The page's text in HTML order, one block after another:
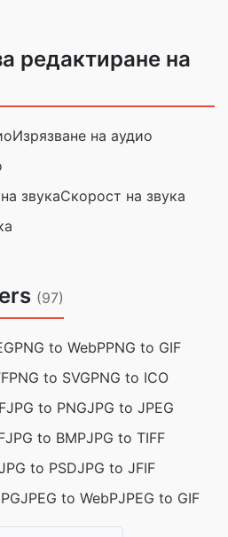
редактиране на
Изрязване на аудио
звукаСкорост на звука
(97)
PNG to WebPPNG to GIF
PNG to SVGPNG to ICO
JPG to PNGJPG to JPEG
JPG to BMPJPG to TIFF
to PSDJPG to JFIF
JPEG to WebPJPEG to GIF